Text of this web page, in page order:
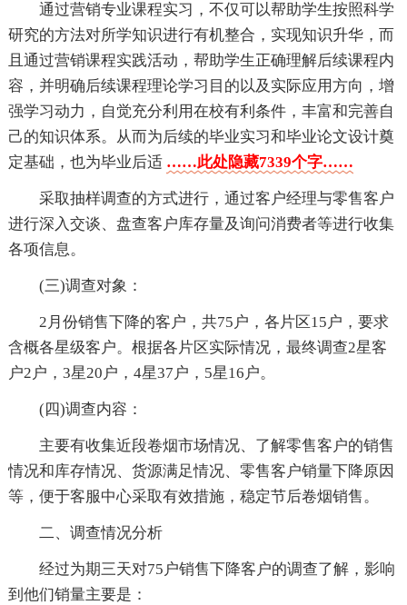
通过营销专业课程实习，不仅可以帮助学生按照科学
研究的方法对所学知识进行有机整合，实现知识升华，而
且通过营销课程实践活动，帮助学生正确理解后续课程内
容，并明确后续课程理论学习目的以及实际应用方向，增
强学习动力，自觉充分利用在校有利条件，丰富和完善自
己的知识体系。从而为后续的毕业实习和毕业论文设计奠
定基础，也为毕业后适 ……此处隐藏7339个字……
采取抽样调查的方式进行，通过客户经理与零售客户
进行深入交谈、盘查客户库存量及询问消费者等进行收集
各项信息。
(三)调查对象：
2月份销售下降的客户，共75户，各片区15户，要求
含概各星级客户。根据各片区实际情况，最终调查2星客
户2户，3星20户，4星37户，5星16户。
(四)调查内容：
主要有收集近段卷烟市场情况、了解零售客户的销售
情况和库存情况、货源满足情况、零售客户销量下降原因
等，便于客服中心采取有效措施，稳定节后卷烟销售。
二、调查情况分析
经过为期三天对75户销售下降客户的调查了解，影响
到他们销量主要是：